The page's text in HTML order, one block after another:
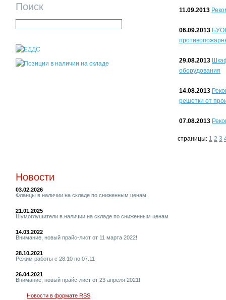
Поиск
Новости
03.02.2026
Фланцы в наличии на складе по сниженным ценам
21.01.2025
Шумоглушители в наличии на складе по сниженным ценам
14.03.2022
Внимание, новый прайс-лист от 11 марта 2022!
28.10.2021
Режим работы с 28.10 по 07.11
26.04.2021
Внимание, новый прайс-лист от 23 апреля 2021!
Новости в формате RSS
11.09.2013
06.09.2013
29.08.2013
оборудования
14.08.2013
решетки от
07.08.2013
страницы: 1 2 3